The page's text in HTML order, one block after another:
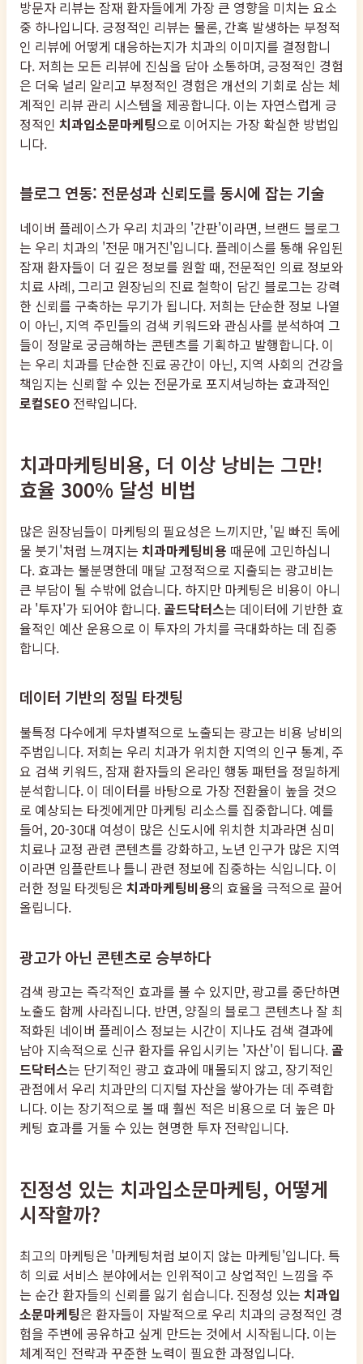
방문자 리뷰는 잠재 환자들에게 가장 큰 영향을 미치는 요소
중 하나입니다. 긍정적인 리뷰는 물론, 간혹 발생하는 부정적
인 리뷰에 어떻게 대응하는지가 치과의 이미지를 결정합니
다. 저희는 모든 리뷰에 진심을 담아 소통하며, 긍정적인 경험
은 더욱 널리 알리고 부정적인 경험은 개선의 기회로 삼는 체
계적인 리뷰 관리 시스템을 제공합니다. 이는 자연스럽게 긍
정적인 치과입소문마케팅으로 이어지는 가장 확실한 방법입
니다.
블로그 연동: 전문성과 신뢰도를 동시에 잡는 기술
네이버 플레이스가 우리 치과의 '간판'이라면, 브랜드 블로그
는 우리 치과의 '전문 매거진'입니다. 플레이스를 통해 유입된
잠재 환자들이 더 깊은 정보를 원할 때, 전문적인 의료 정보와
치료 사례, 그리고 원장님의 진료 철학이 담긴 블로그는 강력
한 신뢰를 구축하는 무기가 됩니다. 저희는 단순한 정보 나열
이 아닌, 지역 주민들의 검색 키워드와 관심사를 분석하여 그
들이 정말로 궁금해하는 콘텐츠를 기획하고 발행합니다. 이
는 우리 치과를 단순한 진료 공간이 아닌, 지역 사회의 건강을
책임지는 신뢰할 수 있는 전문가로 포지셔닝하는 효과적인
로컬SEO 전략입니다.
치과마케팅비용, 더 이상 낭비는 그만!
효율 300% 달성 비법
많은 원장님들이 마케팅의 필요성은 느끼지만, '밑 빠진 독에
물 붓기'처럼 느껴지는 치과마케팅비용 때문에 고민하십니
다. 효과는 불분명한데 매달 고정적으로 지출되는 광고비는
큰 부담이 될 수밖에 없습니다. 하지만 마케팅은 비용이 아니
라 '투자'가 되어야 합니다. 골드닥터스는 데이터에 기반한 효
율적인 예산 운용으로 이 투자의 가치를 극대화하는 데 집중
합니다.
데이터 기반의 정밀 타겟팅
불특정 다수에게 무차별적으로 노출되는 광고는 비용 낭비의
주범입니다. 저희는 우리 치과가 위치한 지역의 인구 통계, 주
요 검색 키워드, 잠재 환자들의 온라인 행동 패턴을 정밀하게
분석합니다. 이 데이터를 바탕으로 가장 전환율이 높을 것으
로 예상되는 타겟에게만 마케팅 리소스를 집중합니다. 예를
들어, 20-30대 여성이 많은 신도시에 위치한 치과라면 심미
치료나 교정 관련 콘텐츠를 강화하고, 노년 인구가 많은 지역
이라면 임플란트나 틀니 관련 정보에 집중하는 식입니다. 이
러한 정밀 타겟팅은 치과마케팅비용의 효율을 극적으로 끌어
올립니다.
광고가 아닌 콘텐츠로 승부하다
검색 광고는 즉각적인 효과를 볼 수 있지만, 광고를 중단하면
노출도 함께 사라집니다. 반면, 양질의 블로그 콘텐츠나 잘 최
적화된 네이버 플레이스 정보는 시간이 지나도 검색 결과에
남아 지속적으로 신규 환자를 유입시키는 '자산'이 됩니다. 골
드닥터스는 단기적인 광고 효과에 매몰되지 않고, 장기적인
관점에서 우리 치과만의 디지털 자산을 쌓아가는 데 주력합
니다. 이는 장기적으로 볼 때 훨씬 적은 비용으로 더 높은 마
케팅 효과를 거둘 수 있는 현명한 투자 전략입니다.
진정성 있는 치과입소문마케팅, 어떻게
시작할까?
최고의 마케팅은 '마케팅처럼 보이지 않는 마케팅'입니다. 특
히 의료 서비스 분야에서는 인위적이고 상업적인 느낌을 주
는 순간 환자들의 신뢰를 잃기 쉽습니다. 진정성 있는 치과입
소문마케팅은 환자들이 자발적으로 우리 치과의 긍정적인 경
험을 주변에 공유하고 싶게 만드는 것에서 시작됩니다. 이는
체계적인 전략과 꾸준한 노력이 필요한 과정입니다.